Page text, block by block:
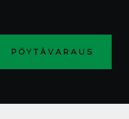
PÖYTÄVARAUS